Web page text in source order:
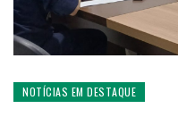
NOTÍCIAS EM DESTAQUE